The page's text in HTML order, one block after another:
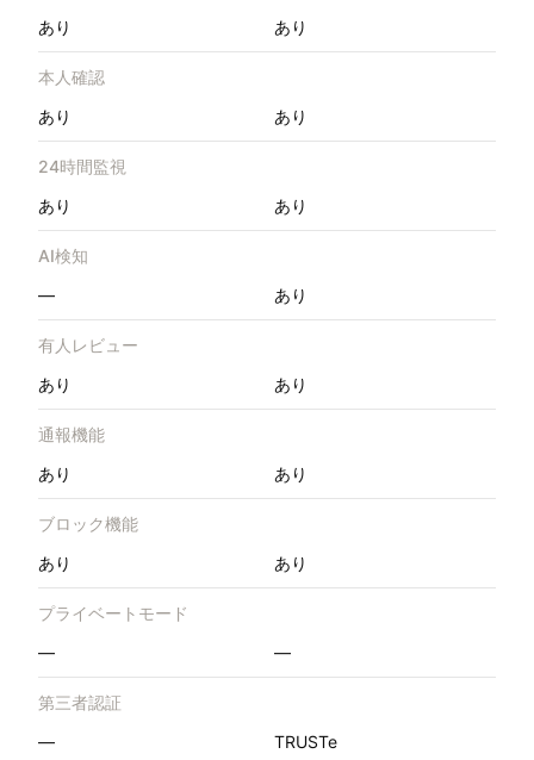
あり
あり
本人確認
あり
あり
24時間監視
あり
あり
AI検知
—
あり
有人レビュー
あり
あり
通報機能
あり
あり
ブロック機能
あり
あり
プライベートモード
—
—
第三者認証
—
TRUSTe